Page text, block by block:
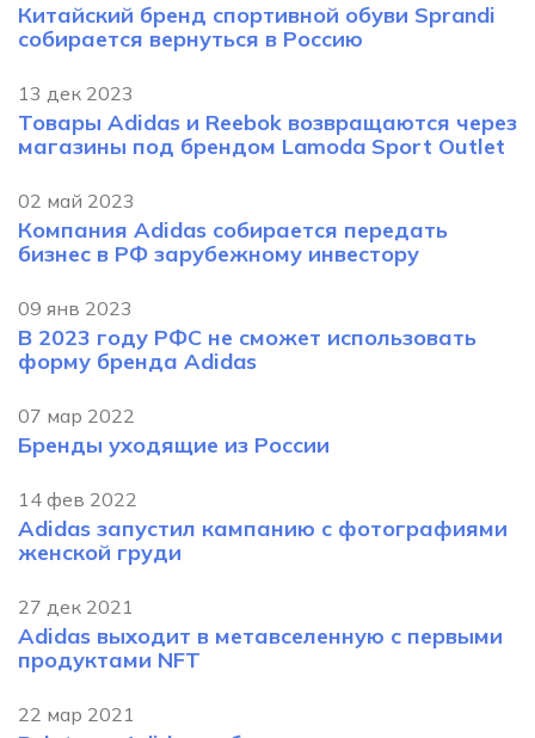
Китайский бренд спортивной обуви Sprandi
собирается вернуться в Россию
13 дек 2023
Товары Adidas и Reebok возвращаются через
магазины под брендом Lamoda Sport Outlet
02 май 2023
Компания Adidas собирается передать
бизнес в РФ зарубежному инвестору
09 янв 2023
В 2023 году РФС не сможет использовать
форму бренда Adidas
07 мар 2022
Бренды уходящие из России
14 фев 2022
Adidas запустил кампанию с фотографиями
женской груди
27 дек 2021
Adidas выходит в метавселенную с первыми
продуктами NFT
22 мар 2021